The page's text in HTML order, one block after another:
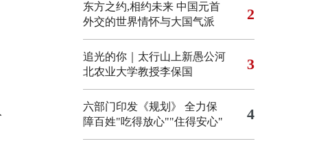
东方之约,相约未来 中国元首
外交的世界情怀与大国气派
2
追光的你｜太行山上新愚公河
北农业大学教授李保国
3
六部门印发《规划》 全力保
障百姓"吃得放心""住得安心"
4